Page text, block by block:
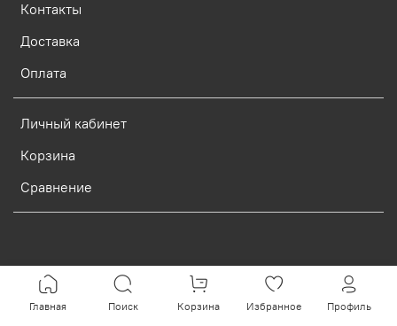
Контакты
Доставка
Оплата
Личный кабинет
Корзина
Сравнение
Главная Поиск Корзина Избранное Профиль
Verification: d773dcf9c7c1c3e0